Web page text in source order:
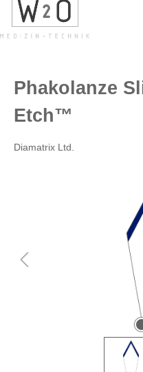
springen
Phakolanze
Etch™
Diamatrix Ltd.